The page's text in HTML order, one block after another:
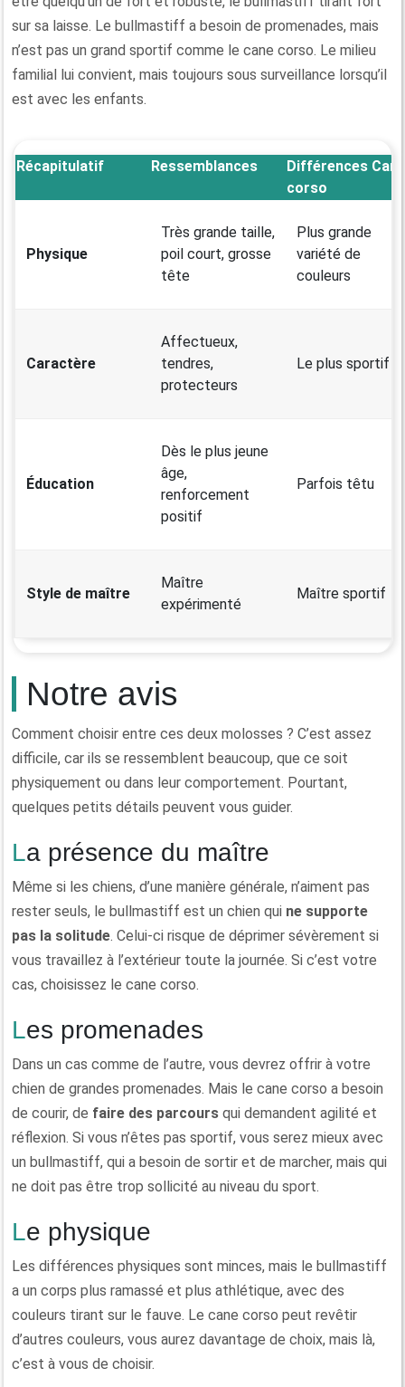
sur sa laisse. Le bullmastiff a besoin de promenades, mais
n’est pas un grand sportif comme le cane corso. Le milieu
familial lui convient, mais toujours sous surveillance lorsqu’il
est avec les enfants.
Récapitulatif Ressemblances
Différences Cane
corso
Physique
Très grande taille,
poil court, grosse
tête
Plus grande
variété de
couleurs
Caractère
Affectueux,
tendres,
protecteurs
Le plus sportif
Éducation
Dès le plus jeune
âge,
renforcement
positif
Parfois têtu
Style de maître
Maître
expérimenté
Maître sportif
Notre avis
Comment choisir entre ces deux molosses ? C’est assez
difficile, car ils se ressemblent beaucoup, que ce soit
physiquement ou dans leur comportement. Pourtant,
quelques petits détails peuvent vous guider.
La présence du maître
Même si les chiens, d’une manière générale, n’aiment pas
rester seuls, le bullmastiff est un chien qui ne supporte
pas la solitude. Celui-ci risque de déprimer sévèrement si
vous travaillez à l’extérieur toute la journée. Si c’est votre
cas, choisissez le cane corso.
Les promenades
Dans un cas comme de l’autre, vous devrez offrir à votre
chien de grandes promenades. Mais le cane corso a besoin
de courir, de faire des parcours qui demandent agilité et
réflexion. Si vous n’êtes pas sportif, vous serez mieux avec
un bullmastiff, qui a besoin de sortir et de marcher, mais qui
ne doit pas être trop sollicité au niveau du sport.
Le physique
Les différences physiques sont minces, mais le bullmastiff
a un corps plus ramassé et plus athlétique, avec des
couleurs tirant sur le fauve. Le cane corso peut revêtir
d’autres couleurs, vous aurez davantage de choix, mais là,
c’est à vous de choisir.